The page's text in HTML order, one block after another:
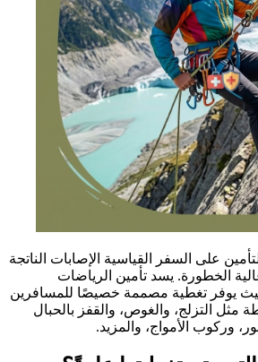
على السفر القياسية الإصابات الناتجة
الخطورة. يسد تأمين الرياضات
حيث يوفر تغطية مصممة خصيصًا للمسافرين
مثل التزلج، والغوص، والقفز بالحبال
وركوب الأمواج، والمزيد.